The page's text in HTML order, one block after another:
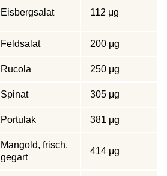
Eisbergsalat 112 μg
Feldsalat 200 μg
Rucola 250 μg
Spinat 305 μg
Portulak 381 μg
Mangold, frisch,
gegart
414 μg